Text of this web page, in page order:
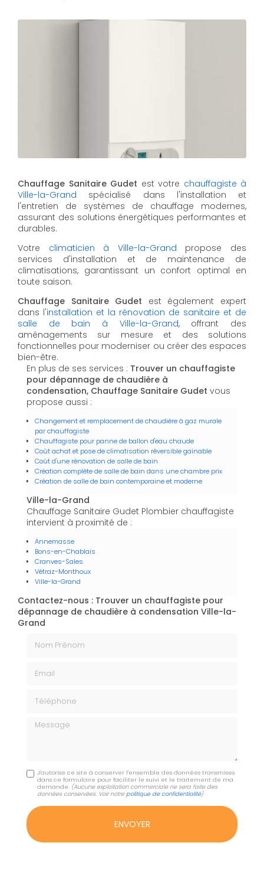
Chauffage Sanitaire Gudet est votre chauffagiste à
Ville-la-Grand spécialisé dans l'installation et
l'entretien de systèmes de chauffage modernes,
assurant des solutions énergétiques performantes et
durables.
Votre climaticien à Ville-la-Grand propose des
services d'installation et de maintenance de
climatisations, garantissant un confort optimal en
toute saison.
Chauffage Sanitaire Gudet est également expert
dans l'installation et la rénovation de sanitaire et de
salle de bain à Ville-la-Grand, offrant des
aménagements sur mesure et des solutions
fonctionnelles pour moderniser ou créer des espaces
bien-être.
En plus de ses services : Trouver un chauffagiste
pour dépannage de chaudière à
condensation, Chauffage Sanitaire Gudet vous
propose aussi :
Changement et remplacement de chaudière à gaz murale
par chauffagiste
Chauffagiste pour panne de ballon d'eau chaude
Coût achat et pose de climatisation réversible gainable
Coût d'une rénovation de salle de bain
Création complète de salle de bain dans une chambre prix
Création de salle de bain contemporaine et moderne
Ville-la-Grand
Chauffage Sanitaire Gudet Plombier chauffagiste
intervient à proximité de :
Annemasse
Bons-en-Chablais
Cranves-Sales
Vétraz-Monthoux
Ville-la-Grand
Contactez-nous : Trouver un chauffagiste pour
dépannage de chaudière à condensation Ville-la-
Grand
Message
J'autorise ce site à conserver l'ensemble des données transmises
dans ce formulaire pour faciliter le suivi et le traitement de ma
demande. (Aucune exploitation commerciale ne sera faite des
données conservées. Voir notrepolitique de confidentialité)